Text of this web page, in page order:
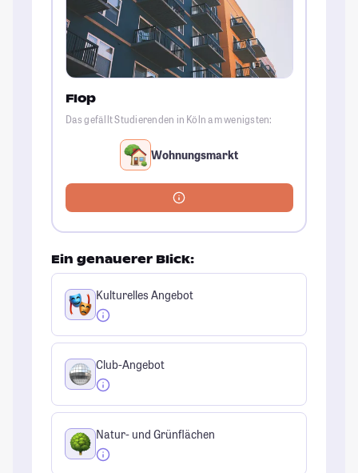
Flop
Das gefällt Studierenden in Köln am wenigsten:
Wohnungsmarkt
Ein genauerer Blick:
Kulturelles Angebot
Club-Angebot
Natur- und Grünflächen